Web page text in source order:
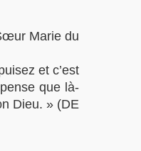
Marie du
et c’est
que là-
Dieu. » (DE